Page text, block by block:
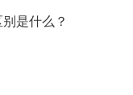
是什么？